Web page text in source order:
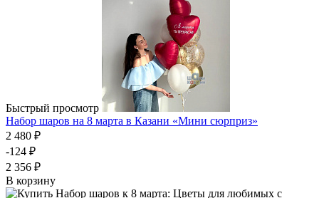
Быстрый просмотр
Набор шаров на 8 марта в Казани «Мини сюрприз»
2 480 ₽
-124 ₽
2 356 ₽
В корзину